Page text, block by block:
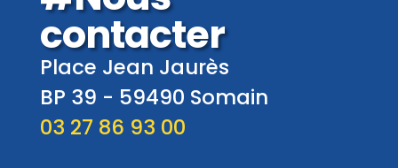
contacter
Place Jean Jaurès
BP 39 - 59490 Somain
03 27 86 93 00